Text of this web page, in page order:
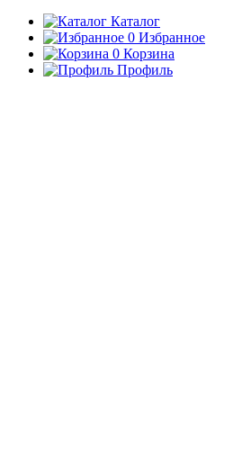
Каталог
0 Избранное
0 Корзина
Профиль